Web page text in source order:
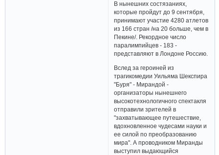
В нынешних состязаниях,
которые пройдут до 9 сентября,
принимают участие 4280 атлетов
из 166 стран /на 20 больше, чем в
Пекине/. Рекордное число
паралимпийцев - 183 -
представляют в Лондоне Россию.
Вслед за героиней из
трагикомедии Уильяма Шекспира
"Буря" - Мирандой -
организаторы нынешнего
высокотехнологичного спектакля
отправили зрителей в
"захватывающее путешествие,
вдохновленное чудесами науки и
ее силой по преобразованию
мира". А проводником Миранды
выступил выдающийся